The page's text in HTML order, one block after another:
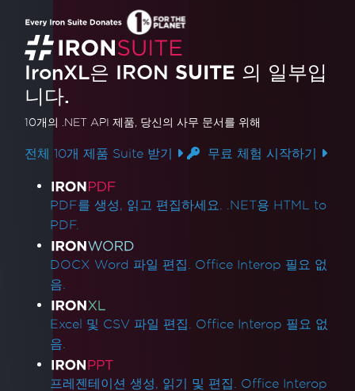
IronXL은 IRON SUITE 의 일부입
니다.
10개의 .NET API 제품, 당신의 사무 문서를 위해
전체 10개 제품 Suite 받기 무료 체험 시작하기
제품 링크
PDF를 생성, 읽고 편집하세요. .NET용 HTML to
PDF.
DOCX Word 파일 편집. Office Interop 필요 없
음.
Excel 및 CSV 파일 편집. Office Interop 필요 없
음.
프레젠테이션 생성, 읽기 및 편집. Office Interop